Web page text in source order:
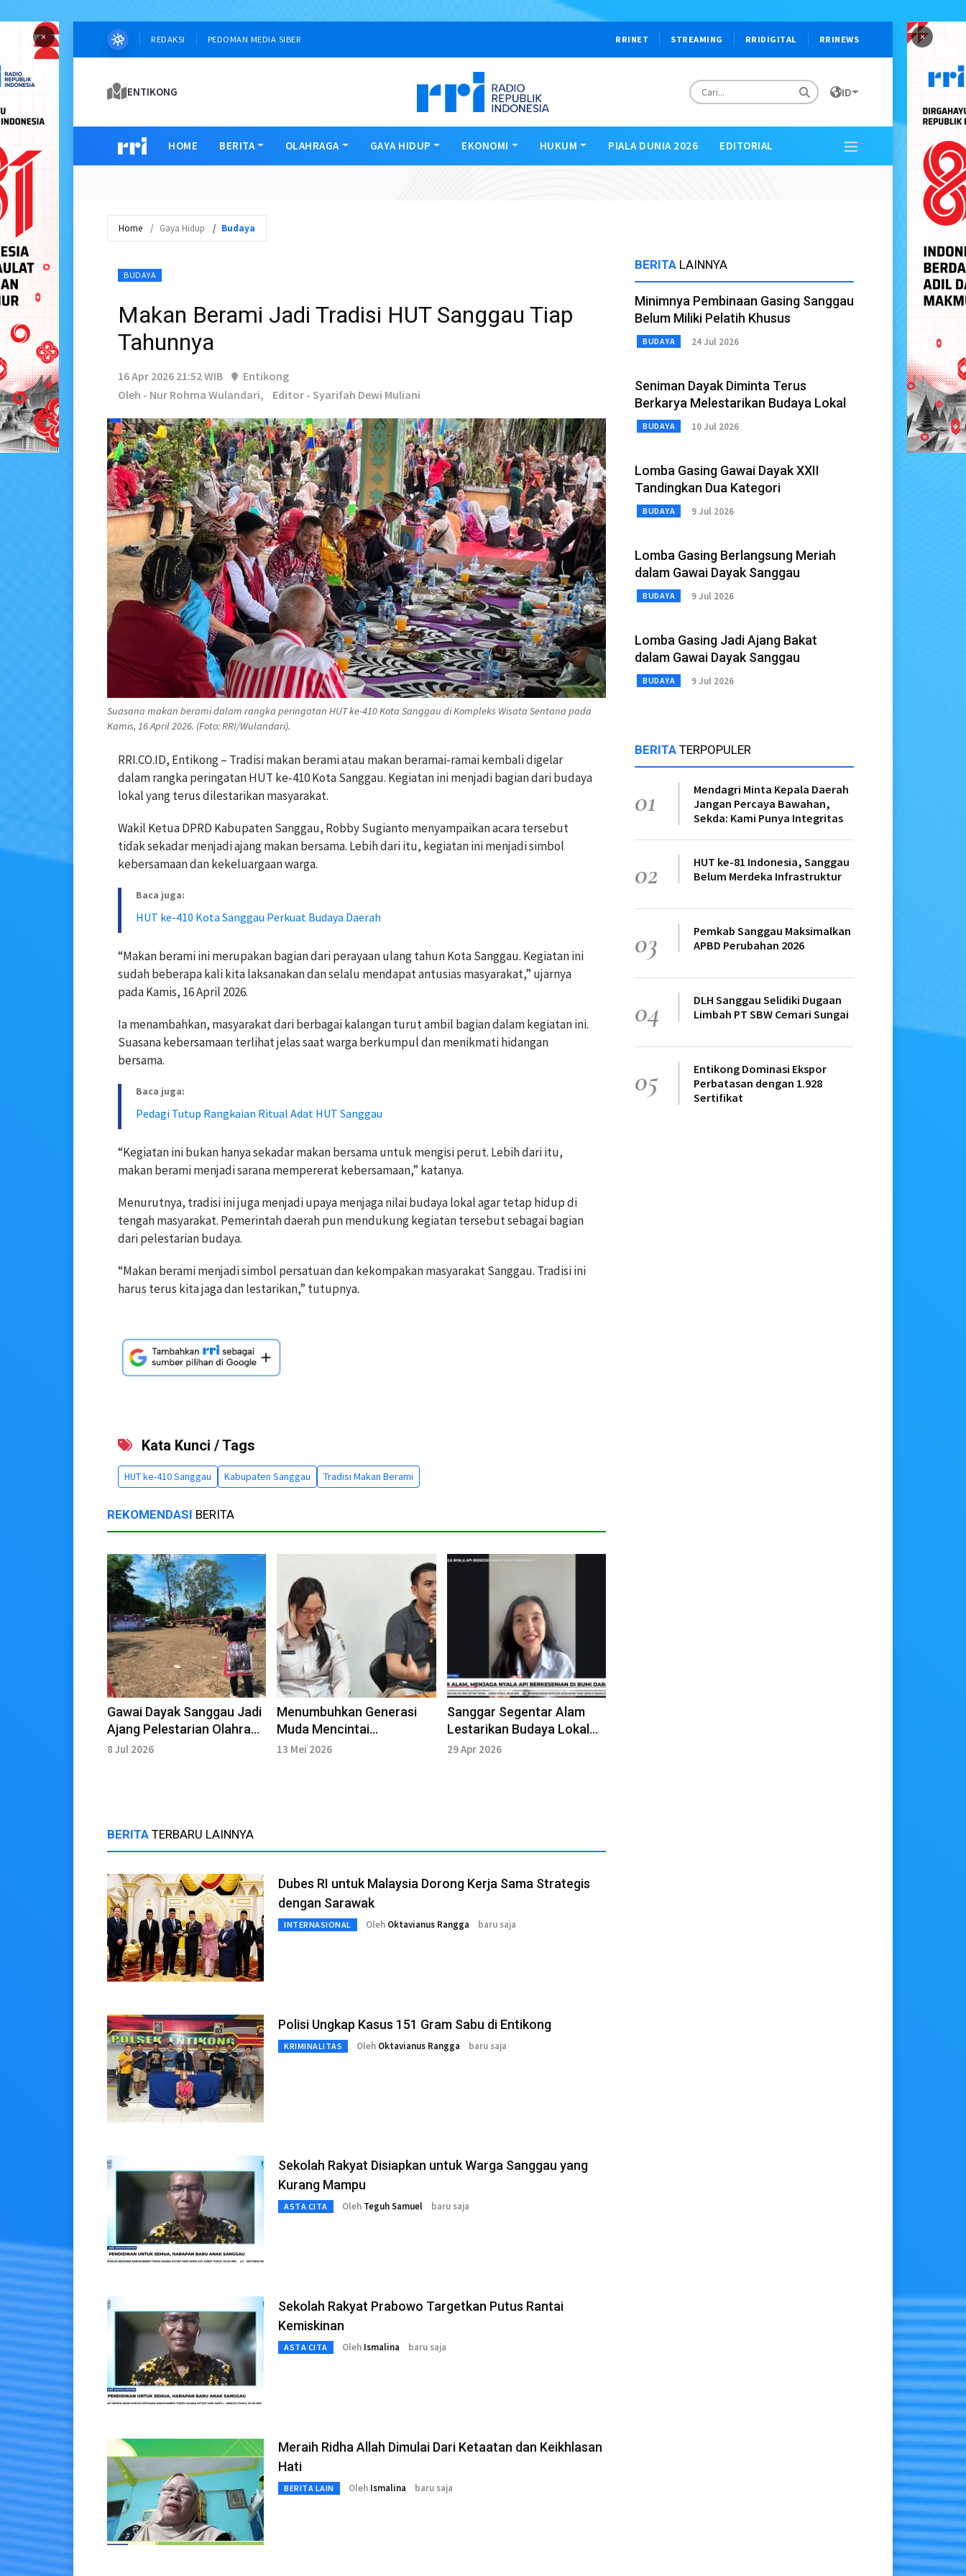
× ×
REDAKSI PEDOMAN MEDIA SIBER RRINET STREAMING RRIDIGITAL RRINEWS
ENTIKONG ID
HOME BERITA OLAHRAGA GAYA HIDUP EKONOMI HUKUM PIALA DUNIA 2026 EDITORIAL
Home Gaya Hidup Budaya
BUDAYA
Makan Berami Jadi Tradisi HUT Sanggau Tiap
Tahunnya
16 Apr 2026 21:52 WIB
Entikong
Oleh - Nur Rohma Wulandari,
Editor - Syarifah Dewi Muliani
Suasana makan berami dalam rangka peringatan HUT ke-410 Kota Sanggau di Kompleks Wisata Sentana pada
Kamis, 16 April 2026. (Foto: RRI/Wulandari).
RRI.CO.ID, Entikong – Tradisi makan berami atau makan beramai-ramai kembali digelar
dalam rangka peringatan HUT ke-410 Kota Sanggau. Kegiatan ini menjadi bagian dari budaya
lokal yang terus dilestarikan masyarakat.
Wakil Ketua DPRD Kabupaten Sanggau, Robby Sugianto menyampaikan acara tersebut
tidak sekadar menjadi ajang makan bersama. Lebih dari itu, kegiatan ini menjadi simbol
kebersamaan dan kekeluargaan warga.
Baca juga:
HUT ke-410 Kota Sanggau Perkuat Budaya Daerah
“Makan berami ini merupakan bagian dari perayaan ulang tahun Kota Sanggau. Kegiatan ini
sudah beberapa kali kita laksanakan dan selalu mendapat antusias masyarakat,” ujarnya
pada Kamis, 16 April 2026.
Ia menambahkan, masyarakat dari berbagai kalangan turut ambil bagian dalam kegiatan ini.
Suasana kebersamaan terlihat jelas saat warga berkumpul dan menikmati hidangan
bersama.
Baca juga:
Pedagi Tutup Rangkaian Ritual Adat HUT Sanggau
“Kegiatan ini bukan hanya sekadar makan bersama untuk mengisi perut. Lebih dari itu,
makan berami menjadi sarana mempererat kebersamaan,” katanya.
Menurutnya, tradisi ini juga menjadi upaya menjaga nilai budaya lokal agar tetap hidup di
tengah masyarakat. Pemerintah daerah pun mendukung kegiatan tersebut sebagai bagian
dari pelestarian budaya.
“Makan berami menjadi simbol persatuan dan kekompakan masyarakat Sanggau. Tradisi ini
harus terus kita jaga dan lestarikan,” tutupnya.
Kata Kunci / Tags
HUT ke-410 Sanggau Kabupaten Sanggau Tradisi Makan Berami
REKOMENDASI BERITA
Gawai Dayak Sanggau Jadi
Ajang Pelestarian Olahraga
Sumpit
8 Jul 2026
Menumbuhkan Generasi
Muda Mencintai
Kebudayaan Daerah
13 Mei 2026
Sanggar Segentar Alam
Lestarikan Budaya Lokal
Sanggau
29 Apr 2026
BERITA TERBARU LAINNYA
Dubes RI untuk Malaysia Dorong Kerja Sama Strategis
dengan Sarawak
INTERNASIONAL Oleh Oktavianus Rangga baru saja
Polisi Ungkap Kasus 151 Gram Sabu di Entikong
KRIMINALITAS Oleh Oktavianus Rangga baru saja
Sekolah Rakyat Disiapkan untuk Warga Sanggau yang
Kurang Mampu
ASTA CITA Oleh Teguh Samuel baru saja
Sekolah Rakyat Prabowo Targetkan Putus Rantai
Kemiskinan
ASTA CITA Oleh Ismalina baru saja
Meraih Ridha Allah Dimulai Dari Ketaatan dan Keikhlasan
Hati
BERITA LAIN Oleh Ismalina baru saja
BERITA LAINNYA
Minimnya Pembinaan Gasing Sanggau
Belum Miliki Pelatih Khusus
BUDAYA 24 Jul 2026
Seniman Dayak Diminta Terus
Berkarya Melestarikan Budaya Lokal
BUDAYA 10 Jul 2026
Lomba Gasing Gawai Dayak XXII
Tandingkan Dua Kategori
BUDAYA 9 Jul 2026
Lomba Gasing Berlangsung Meriah
dalam Gawai Dayak Sanggau
BUDAYA 9 Jul 2026
Lomba Gasing Jadi Ajang Bakat
dalam Gawai Dayak Sanggau
BUDAYA 9 Jul 2026
BERITA TERPOPULER
01
Mendagri Minta Kepala Daerah
Jangan Percaya Bawahan,
Sekda: Kami Punya Integritas
02
HUT ke-81 Indonesia, Sanggau
Belum Merdeka Infrastruktur
03
Pemkab Sanggau Maksimalkan
APBD Perubahan 2026
04
DLH Sanggau Selidiki Dugaan
Limbah PT SBW Cemari Sungai
05
Entikong Dominasi Ekspor
Perbatasan dengan 1.928
Sertifikat